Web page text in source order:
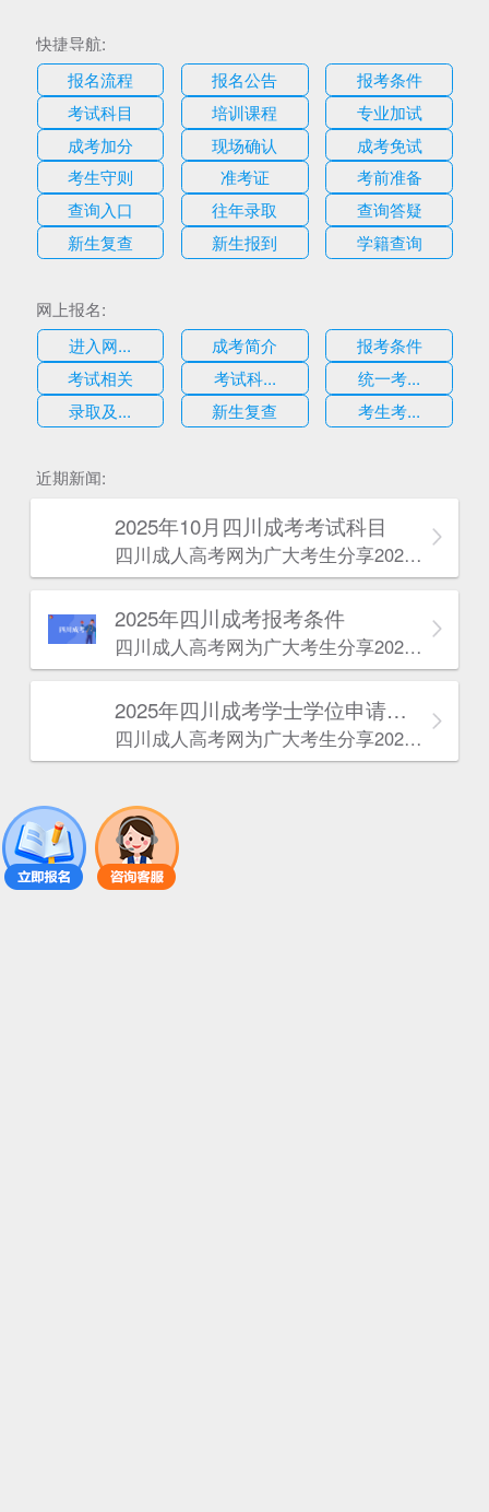
快捷导航:
报名流程
报名公告
报考条件
考试科目
培训课程
专业加试
成考加分
现场确认
成考免试
考生守则
准考证
考前准备
查询入口
往年录取
查询答疑
新生复查
新生报到 学籍查询
网上报名:
进入网...
成考简介
报考条件
考试相关
考试科...
统一考...
录取及...
新生复查 考生考...
近期新闻:
2025年10月四川成考考试科目
四川成人高考网​为广大考生分享2025年10月四川成考考试科目。为广大在职人员和社会人士提供学历提升的机会。更多四川成考考试信息，欢迎在线访问四川成人高考网。
2025年‌‌‌‌四川成考报考条件
四川成人高考网​为广大考生分享2025年‌‌‌‌四川成考报考条件。为广大在职人员和社会人士提供学历提升的机会。更多四川成考考试信息，欢迎在线访问四川成人高考网。
2025年‌‌‌‌四川成考学士学位申请条件
四川成人高考网​为广大考生分享2025年‌‌‌‌四川成考学士学位申请条件。为广大在职人员和社会人士提供学历提升的机会。更多四川成考考试信息，欢迎在线访问四川成人高考网。